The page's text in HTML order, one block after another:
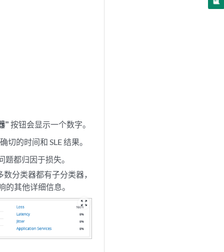
” 按钮会显示一个数字。
的时间和 SLE 结果。
都归因于损失。
分类器都有子分类器，
其他详细信息。
zoom_out_map